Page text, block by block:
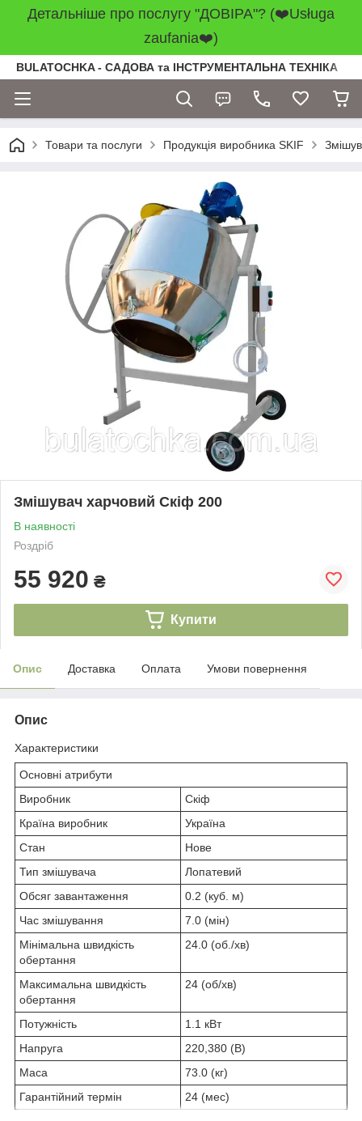
Детальніше про послугу "ДОВІРА"? (❤️Usługa
zaufania❤️)
BULATOCHKA - САДОВА та ІНСТРУМЕНТАЛЬНА ТЕХНІКА
Товари та послуги Продукція виробника SKIF
Змішувач харчовий Скіф 200
В наявності
Роздріб
55 920 ₴
Купити
Опис Доставка Оплата Умови повернення
Опис
Характеристики
Основні атрибути
Виробник
Скіф
Країна виробник
Україна
Стан
Нове
Тип змішувача
Лопатевий
Обсяг завантаження
0.2 (куб. м)
Час змішування
7.0 (мін)
Мінімальна швидкість
обертання
24.0 (об./хв)
Максимальна швидкість
обертання
24 (об/хв)
Потужність
1.1 кВт
Напруга
220,380 (В)
Маса
73.0 (кг)
Гарантійний термін
24 (мес)